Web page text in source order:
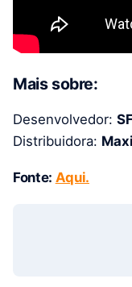
Mais sobre:
Desenvolvedor:
Distribuidora:
Fonte: Aqui.